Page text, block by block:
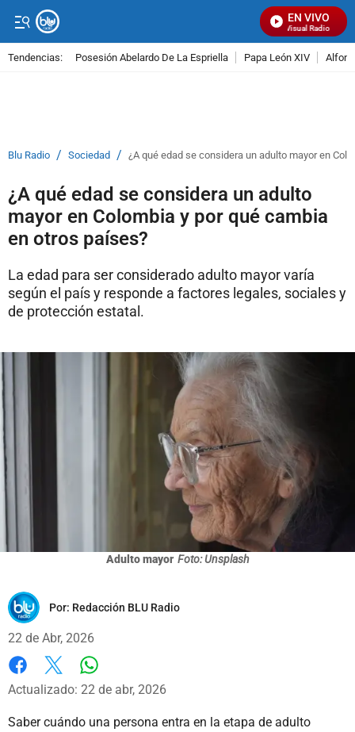
EN VIVO
Señal Visual Radio
Tendencias: Posesión Abelardo De La Espriella Papa León XIV
Blu Radio / Sociedad / ¿A qué edad se considera un adulto mayor en
¿A qué edad se considera un adulto
mayor en Colombia y por qué cambia
en otros países?
La edad para ser considerado adulto mayor varía
según el país y responde a factores legales, sociales y
de protección estatal.
Adulto mayor Foto: Unsplash
Por: Redacción BLU Radio
22 de Abr, 2026
Facebook
X
Actualizado: 22 de abr, 2026
Saber cuándo una persona entra en la etapa de adulto